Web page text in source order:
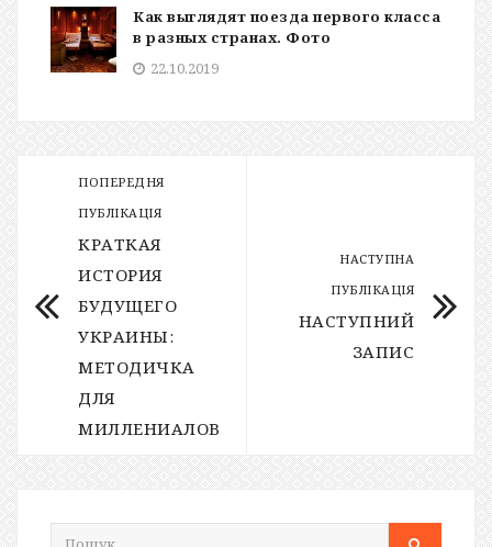
Как выглядят поезда первого класса
в разных странах. Фото
22.10.2019
ПОПЕРЕДНЯ
ПУБЛІКАЦІЯ
КРАТКАЯ
ИСТОРИЯ
БУДУЩЕГО
УКРАИНЫ:
МЕТОДИЧКА
ДЛЯ
МИЛЛЕНИАЛОВ
НАСТУПНА
ПУБЛІКАЦІЯ
НАСТУПНИЙ
ЗАПИС